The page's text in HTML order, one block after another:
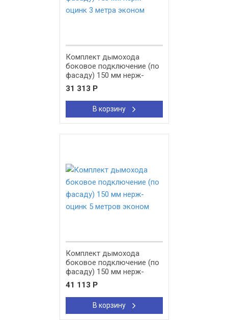
Комплект дымохода
боковое подключение (по
фасаду) 150 мм нерж-
оцинк 3 метра эконом
31 313 Р
В корзину
Комплект дымохода
боковое подключение (по
фасаду) 150 мм нерж-
оцинк 5 метров эконом
41 113 Р
В корзину